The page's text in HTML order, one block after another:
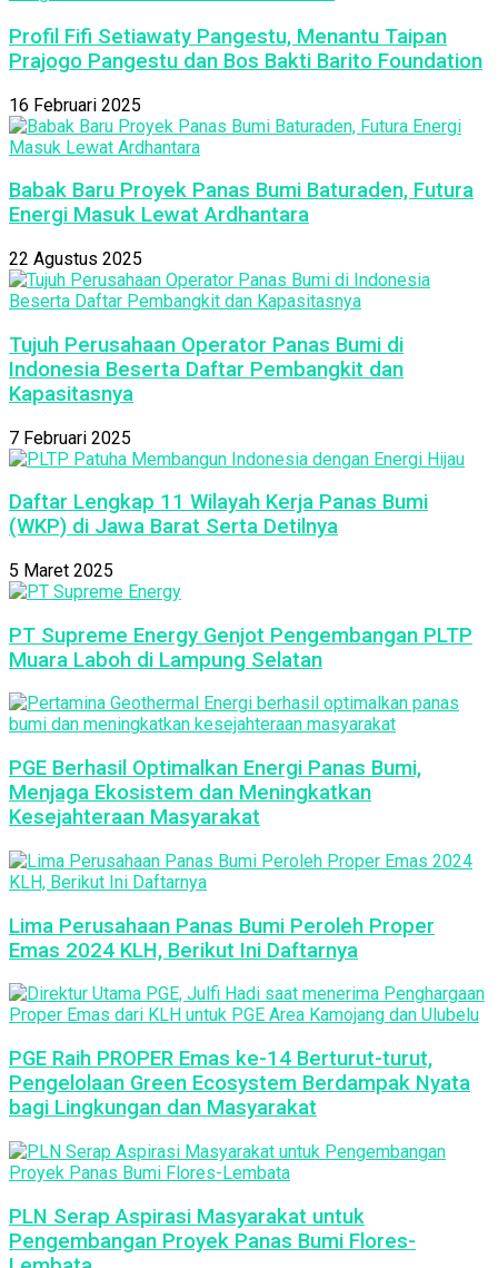
Profil Fifi Setiawaty Pangestu, Menantu Taipan
Prajogo Pangestu dan Bos Bakti Barito Foundation
16 Februari 2025
Babak Baru Proyek Panas Bumi Baturaden, Futura
Energi Masuk Lewat Ardhantara
22 Agustus 2025
Tujuh Perusahaan Operator Panas Bumi di
Indonesia Beserta Daftar Pembangkit dan
Kapasitasnya
7 Februari 2025
Daftar Lengkap 11 Wilayah Kerja Panas Bumi
(WKP) di Jawa Barat Serta Detilnya
5 Maret 2025
PT Supreme Energy Genjot Pengembangan PLTP
Muara Laboh di Lampung Selatan
PGE Berhasil Optimalkan Energi Panas Bumi,
Menjaga Ekosistem dan Meningkatkan
Kesejahteraan Masyarakat
Lima Perusahaan Panas Bumi Peroleh Proper
Emas 2024 KLH, Berikut Ini Daftarnya
PGE Raih PROPER Emas ke-14 Berturut-turut,
Pengelolaan Green Ecosystem Berdampak Nyata
bagi Lingkungan dan Masyarakat
PLN Serap Aspirasi Masyarakat untuk
Pengembangan Proyek Panas Bumi Flores-